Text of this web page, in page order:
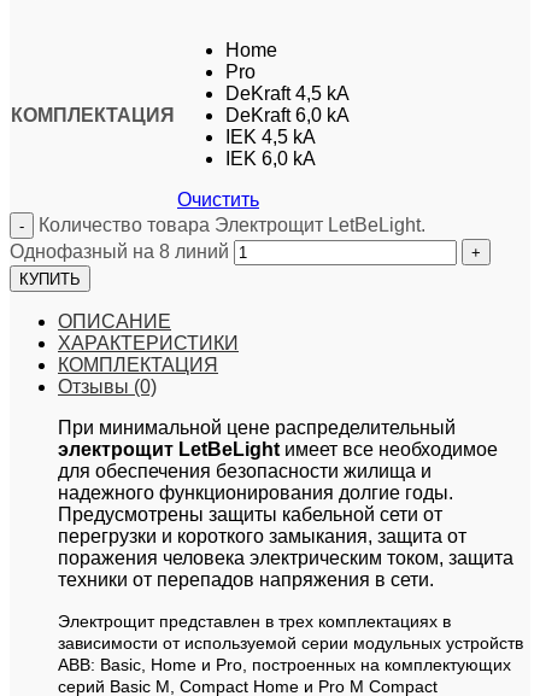
КОМПЛЕКТАЦИЯ
Home
Pro
DeKraft 4,5 kA
DeKraft 6,0 kA
IEK 4,5 kA
IEK 6,0 kA
Очистить
Количество товара Электрощит LetBeLight.
Однофазный на 8 линий
КУПИТЬ
ОПИСАНИЕ
ХАРАКТЕРИСТИКИ
КОМПЛЕКТАЦИЯ
Отзывы (0)
При минимальной цене распределительный
электрощит LetBeLight имеет все необходимое
для обеспечения безопасности жилища и
надежного функционирования долгие годы.
Предусмотрены защиты кабельной сети от
перегрузки и короткого замыкания, защита от
поражения человека электрическим током, защита
техники от перепадов напряжения в сети.
Электрощит представлен в трех комплектациях в
зависимости от используемой серии модульных устройств
ABB: Basic, Home и Pro, построенных на комплектующих
серий Basic M, Compact Home и Pro M Compact